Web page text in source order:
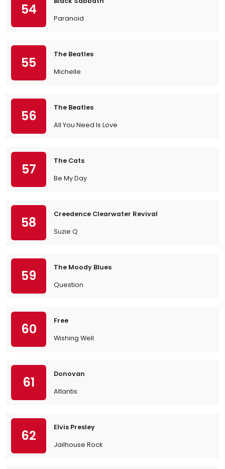
54
Paranoid
55
The Beatles
Michelle
56
The Beatles
All You Need Is Love
57
The Cats
Be My Day
58
Creedence Clearwater Revival
Suzie Q
59
The Moody Blues
Question
60
Free
Wishing Well
61
Donovan
Atlantis
62
Elvis Presley
Jailhouse Rock